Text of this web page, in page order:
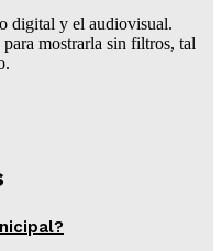
digital y el audiovisual.
mostrarla sin filtros, tal